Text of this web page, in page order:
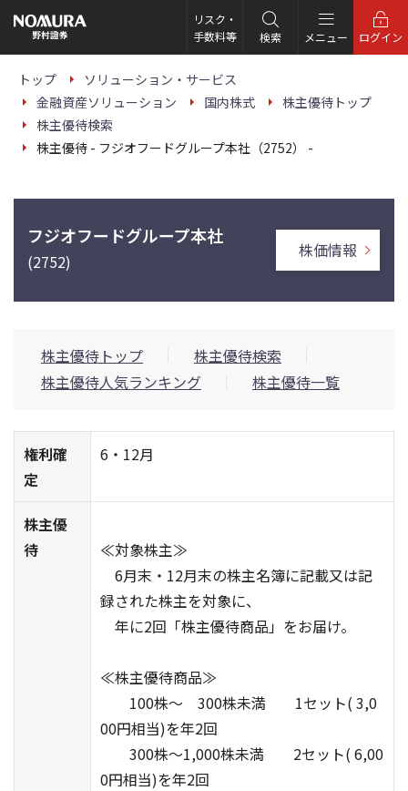
の
ー
リスク・
手数料等
検索 メニュー ログイン
トップ
ソリューション・サービス
金融資産ソリューション
国内株式
株主優待トップ
株主優待検索
株主優待 - フジオフードグループ本社（2752） -
フジオフードグループ本社
(2752)
株価情報
株主優待トップ
株主優待検索
株主優待人気ランキング
株主優待一覧
権利確
定
6・12月
株主優
待
≪対象株主≫
6月末・12月末の株主名簿に記載又は記
録された株主を対象に、
年に2回「株主優待商品」をお届け。
≪株主優待商品≫
100株～ 300株未満 1セット( 3,0
00円相当)を年2回
300株～1,000株未満 2セット( 6,00
0円相当)を年2回